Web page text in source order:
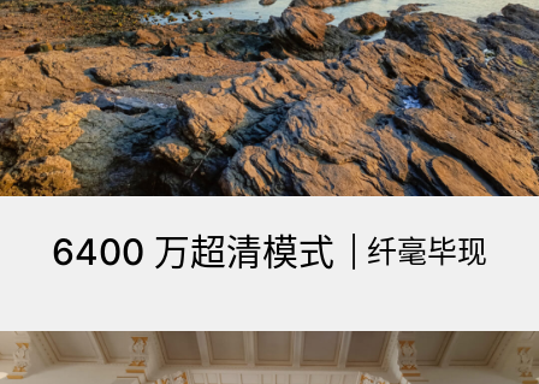
6400 万超清模式 | 纤毫毕现